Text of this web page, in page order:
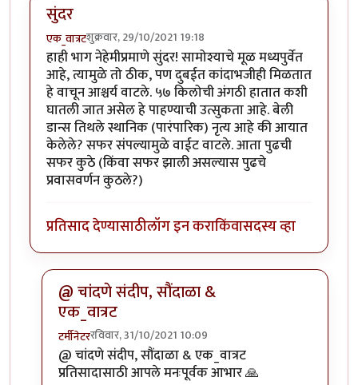
सुंदर
एक_वात्रटशुक्रवार, 29/10/2021 19:18
हाही भाग नेहेमीप्रमाणे सुंदर! सामोश्याचे मूळ मध्यपुर्वेत
आहे, त्यामुळे तो ठीक, पण दुबईत कांदाभजीही मिळतात
हे वाचून आश्चर्य वाटले. ५७ किलोची अंगठी हातात कशी
घातली जात असेल हे पाहण्याची उत्सुकता आहे. बेली
डान्स तिथले स्थानिक (पारंपारिक) नृत्य आहे की आयात
केलेले? सफर संपल्यामुळे वाईट वाटले. आता पुढची
सफर कुठे (किंवा सफर झाली असल्यास पुढचे
प्रवासवर्णन कुठले?)
प्रतिसाद देण्यासाठीलॉग इन कराकिंवासदस्य व्हा
@ चांदणे संदीप, सौंदाळा &
एक_वात्रट
टर्मीनेटररविवार, 31/10/2021 10:09
In reply toसुंदरbyएक_वात्रट
@ चांदणे संदीप, सौंदाळा & एक_वात्रट
प्रतिसादासाठी आपले मनःपूर्वक आभार 🙏